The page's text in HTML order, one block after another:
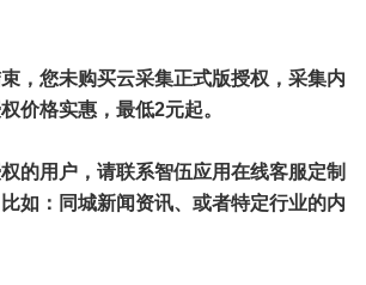
，您未购买云采集正式版授权，采集内
价格实惠，最低2元起。
的用户，请联系智伍应用在线客服定制
如：同城新闻资讯、或者特定行业的内